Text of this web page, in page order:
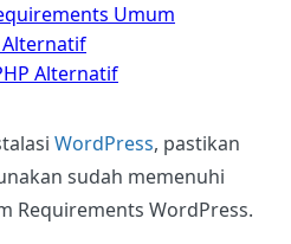
Umum
Alternatif
Alternatif
WordPress, pastikan
sudah memenuhi
Requirements WordPress.